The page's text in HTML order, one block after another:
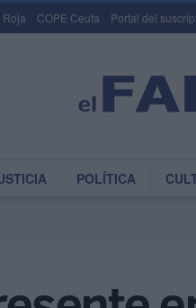
Roja COPE Ceuta Portal del
POLÍTICA